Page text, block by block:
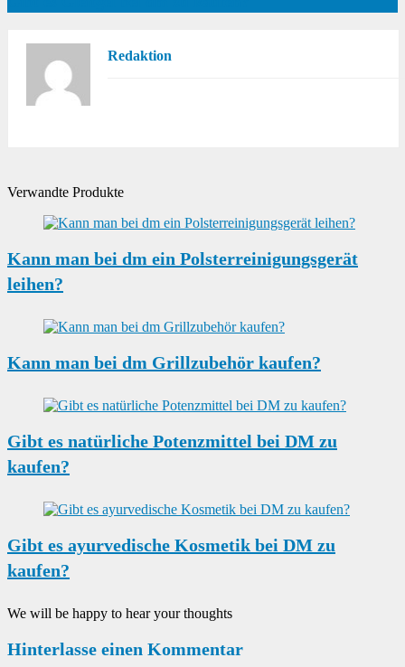
Redaktion
Verwandte Produkte
Kann man bei dm ein Polsterreinigungsgerät
leihen?
Kann man bei dm Grillzubehör kaufen?
Gibt es natürliche Potenzmittel bei DM zu
kaufen?
Gibt es ayurvedische Kosmetik bei DM zu
kaufen?
We will be happy to hear your thoughts
Hinterlasse einen Kommentar